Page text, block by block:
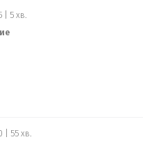
| 5 хв.
| 55 хв.